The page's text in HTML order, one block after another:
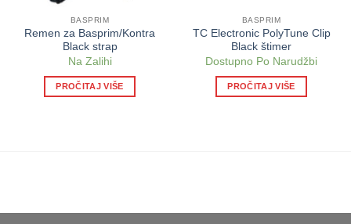
BASPRIM
Remen za Basprim/Kontra
Black strap
Na Zalihi
PROČITAJ VIŠE
BASPRIM
TC Electronic PolyTune Clip
Black štimer
Dostupno Po Narudžbi
PROČITAJ VIŠE